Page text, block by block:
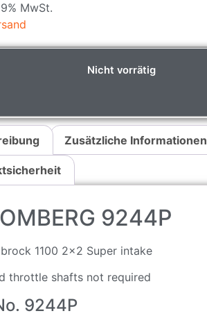
MwSt.
Nicht vorrätig
Zusätzliche Informationen
9244P
1100 2×2 Super intake
throttle shafts not required
9244P